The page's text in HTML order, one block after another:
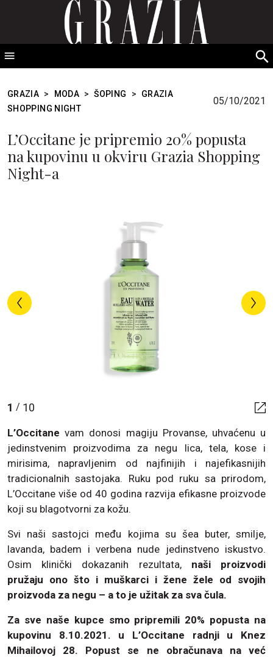
GRAZIA Srbija
GRAZIA > MODA > ŠOPING >
GRAZIA
SHOPPING NIGHT
05/10/2021
L’Occitane je pripremio 20% popusta
na kupovinu u okviru Grazia Shopping
Night-a
1 / 10
L’Occitane vam donosi magiju Provanse, uhvaćenu u
jedinstvenim proizvodima za negu lica, tela, kose i
mirisima, napravljenim od najfinijih i najefikasnijih
tradicionalnih sastojaka. Ruku pod ruku sa prirodom,
L’Occitane više od 40 godina razvija efikasne proizvode
koji su blagotvorni za kožu.
Svi naši sastojci među kojima su šea buter, smilje,
lavanda, badem i verbena nude jedinstveno iskustvo.
Osim klinički dokazanih rezultata, naši proizvodi
pružaju ono što i muškarci i žene žele od svojih
proizvoda za negu – a to je užitak za sva čula.
Za sve naše kupce smo pripremili 20% popusta na
kupovinu 8.10.2021. u L’Occitane radnji u Knez
Mihailovoj 28. Popust se ne obračunava na već